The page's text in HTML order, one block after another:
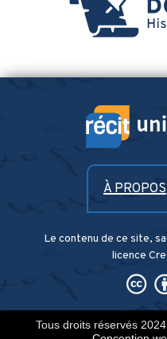
À PROPOS
Le contenu de ce site,
licence
Tous droits réservés